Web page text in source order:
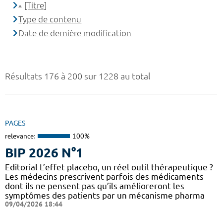
Résultats 176 à 200 sur 1228 au total
PAGES
relevance: 100%
BIP 2026 N°1
Editorial L’effet placebo, un réel outil thérapeutique ?
Les médecins prescrivent parfois des médicaments
dont ils ne pensent pas qu’ils amélioreront les
symptômes des patients par un mécanisme pharma
09/04/2026 18:44
[Titre]
Type de contenu
Date de dernière modification